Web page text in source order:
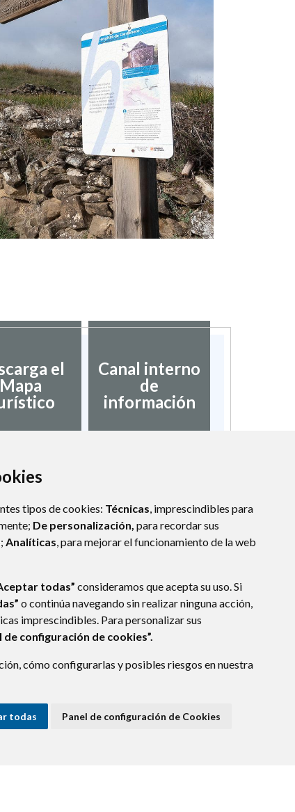
tipos de cookies: Técnicas, imprescindibles para
De personalización, para recordar sus
Analíticas, para mejorar el funcionamiento de la web
todas” consideramos que acepta su uso. Si
o continúa navegando sin realizar ninguna acción,
imprescindibles. Para personalizar sus
de configuración de cookies”.
cómo configurarlas y posibles riesgos en nuestra
todas Panel de configuración de Cookies
el
Mapa
Canal interno
de
información